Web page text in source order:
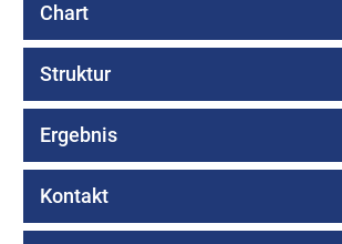
Chart
Struktur
Ergebnis
Kontakt